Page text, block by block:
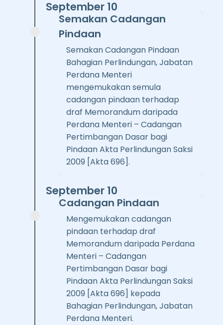
September 10
Semakan Cadangan
Pindaan
Semakan Cadangan Pindaan
Bahagian Perlindungan, Jabatan
Perdana Menteri
mengemukakan semula
cadangan pindaan terhadap
draf Memorandum daripada
Perdana Menteri – Cadangan
Pertimbangan Dasar bagi
Pindaan Akta Perlindungan Saksi
2009 [Akta 696].
September 10
Cadangan Pindaan
Mengemukakan cadangan
pindaan terhadap draf
Memorandum daripada Perdana
Menteri – Cadangan
Pertimbangan Dasar bagi
Pindaan Akta Perlindungan Saksi
2009 [Akta 696] kepada
Bahagian Perlindungan, Jabatan
Perdana Menteri.